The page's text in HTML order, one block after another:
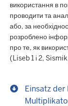
використання в
проводити та
або, за
розроблено
про те, як
(Liseb 1 і 2,
Einsatz